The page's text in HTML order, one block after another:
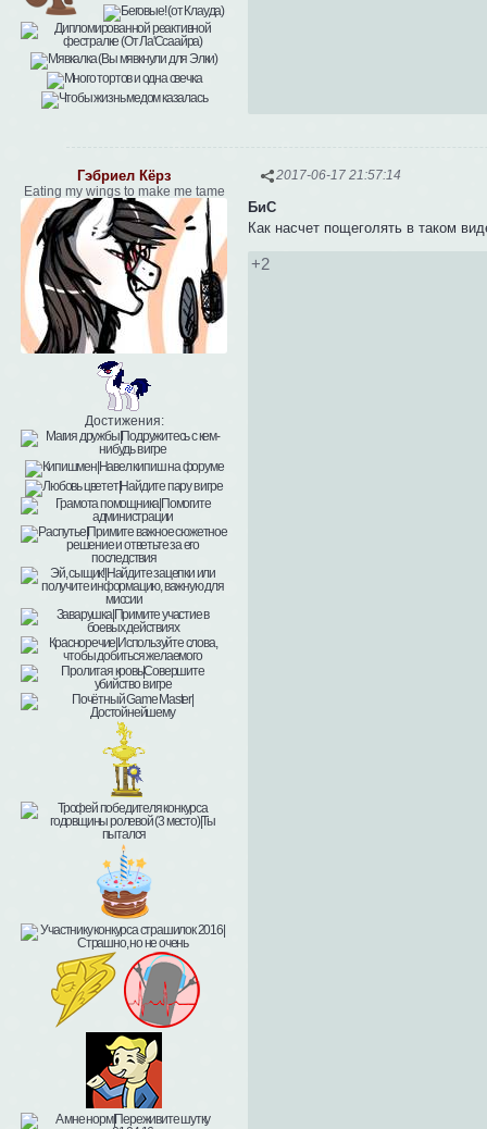
2017-06-17 21:57:14
Гэбриел Кёрз
Eating my wings to make me tame
Достижения:
БиС
Как насчет пощеголять в таком
+2